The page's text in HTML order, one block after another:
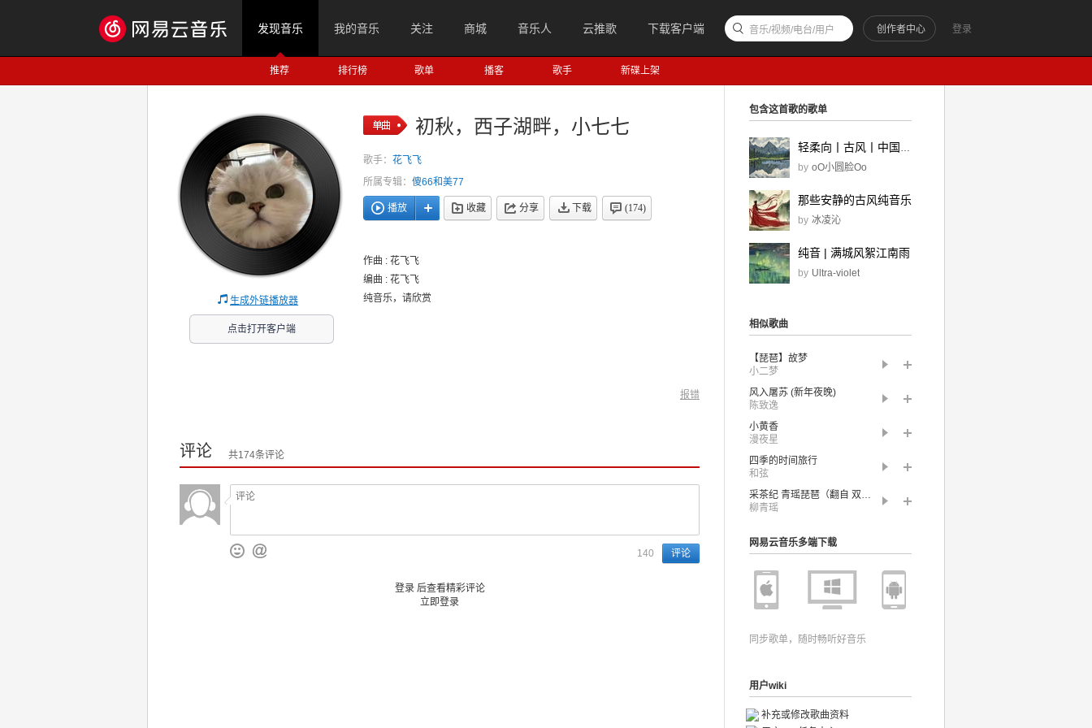
发现音乐 我的音乐 关注 商城 音乐人 云推歌 下载客户端 登录
创作者中心
音乐/视频/电台/用户
推荐 排行榜 歌单 播客 歌手 新碟上架